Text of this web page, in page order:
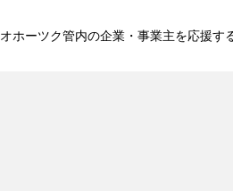
オホーツク管内の企業・事業主を応援す